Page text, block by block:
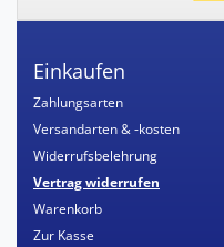
Einkaufen
Zahlungsarten
Versandarten & -kosten
Widerrufsbelehrung
Vertrag widerrufen
Warenkorb
Zur Kasse